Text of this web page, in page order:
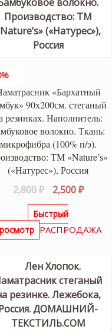
«Бархатный
90х200см. стеганый
резинках. Наполнитель:
волокно. Ткань:
микрофибра (100% п/э).
ТМ «Nature’s»
(«Натурес»), Россия
2,800₽
цена
составляла
2,800 ₽.
2,500₽
Быстрый
РАСПРОДАЖА